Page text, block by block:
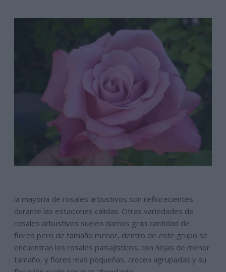
la mayoría de rosales arbustivos son reflorecientes
durante las estaciones cálidas. Otras variedades de
rosales arbustivos suelen darnos gran cantidad de
flores pero de tamaño menor, dentro de este grupo se
encuentran los rosales paisajísticos, con hojas de menor
tamaño, y flores mas pequeñas, crecen agrupadas y su